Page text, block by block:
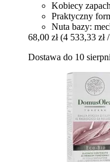
Kobiecy
Praktyczny
Nuta bazy:
68,00 zł (4 533,33 zł
Dostawa do 10